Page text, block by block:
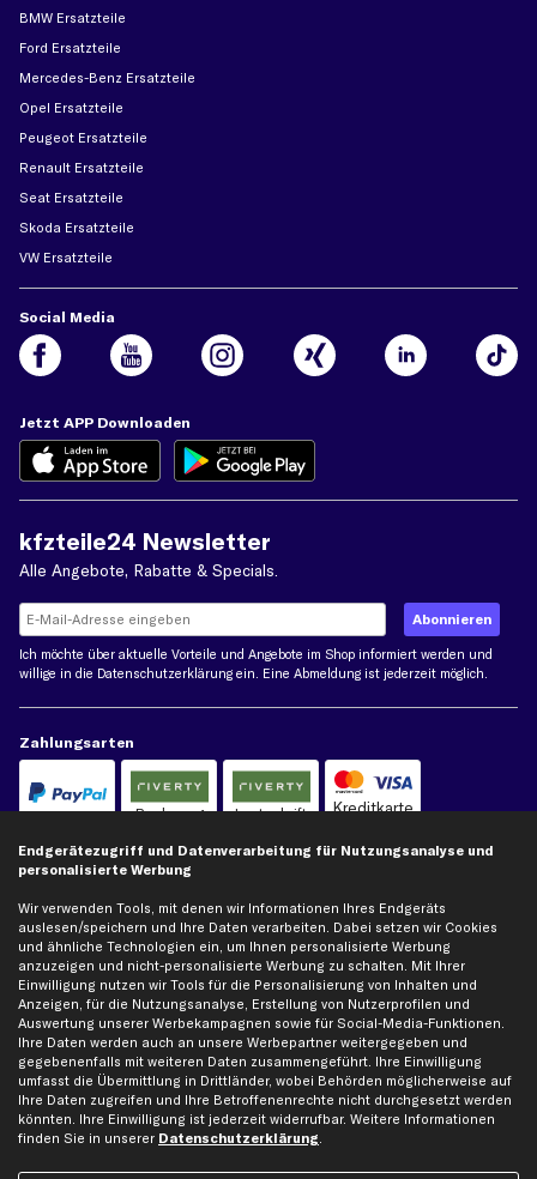
BMW Ersatzteile
Ford Ersatzteile
Mercedes-Benz Ersatzteile
Opel Ersatzteile
Peugeot Ersatzteile
Renault Ersatzteile
Seat Ersatzteile
Skoda Ersatzteile
VW Ersatzteile
Social Media
Jetzt APP Downloaden
kfzteile24 Newsletter
Alle Angebote, Rabatte & Specials.
Ich möchte über aktuelle Vorteile und Angebote im Shop informiert werden und
willige in die Datenschutzerklärung ein. Eine Abmeldung ist jederzeit möglich.
Zahlungsarten
Rechnung Lastschrift Kreditkarte
Vorkasse
Versand
Artikel, Teile, Original und Bestell-Nr. dienen nur zu Vergleichszwecken und sind
keine Herkunftsbezeichnungen. Die Nennung von Namen, Warenzeichen oder
Markennamen erfolgt nur zu Zwecken der Zuordnung unserer Artikel. Die Angaben
von diesen in Rechnungen an Fahrzeugbesitzer sind nicht statthaft. Die Ware bleibt
Endgerätezugriff und Datenverarbeitung für Nutzungsanalyse und
personalisierte Werbung
Wir verwenden Tools, mit denen wir Informationen Ihres Endgeräts
auslesen/speichern und Ihre Daten verarbeiten. Dabei setzen wir Cookies
und ähnliche Technologien ein, um Ihnen personalisierte Werbung
anzuzeigen und nicht-personalisierte Werbung zu schalten. Mit Ihrer
Einwilligung nutzen wir Tools für die Personalisierung von Inhalten und
Anzeigen, für die Nutzungsanalyse, Erstellung von Nutzerprofilen und
Auswertung unserer Werbekampagnen sowie für Social-Media-Funktionen.
Ihre Daten werden auch an unsere Werbepartner weitergegeben und
gegebenenfalls mit weiteren Daten zusammengeführt. Ihre Einwilligung
umfasst die Übermittlung in Drittländer, wobei Behörden möglicherweise auf
Ihre Daten zugreifen und Ihre Betroffenenrechte nicht durchgesetzt werden
könnten. Ihre Einwilligung ist jederzeit widerrufbar. Weitere Informationen
finden Sie in unserer Datenschutzerklärung.